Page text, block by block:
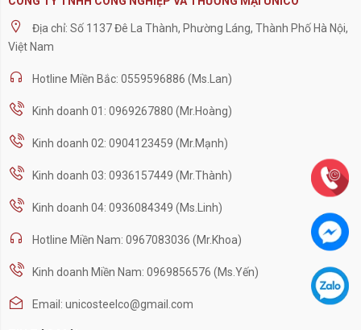
Địa chỉ: Số 1137 Đê La Thành, Phường Láng, Thành Phố Hà Nội,
Việt Nam
Hotline Miền Bắc: 0559596886 (Ms.Lan)
Kinh doanh 01: 0969267880 (Mr.Hoàng)
Kinh doanh 02: 0904123459 (Mr.Mạnh)
Kinh doanh 03: 0936157449 (Mr.Thành)
Kinh doanh 04: 0936084349 (Ms.Linh)
Hotline Miền Nam: 0967083036 (Mr.Khoa)
Kinh doanh Miền Nam: 0969856576 (Ms.Yến)
Email: unicosteelco@gmail.com